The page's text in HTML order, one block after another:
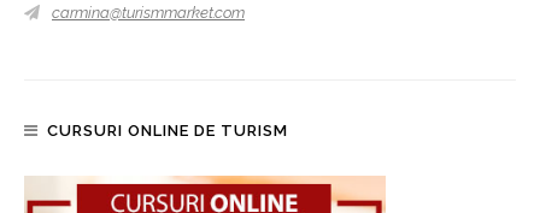
carmina@turismmarket.com
CURSURI ONLINE DE TURISM